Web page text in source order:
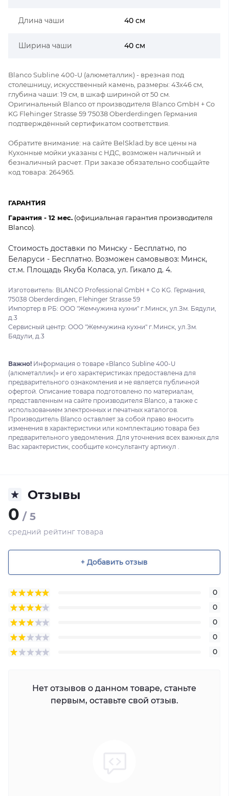
Длина чаши 40 см
Ширина чаши 40 см
Blanco Subline 400-U (алюметаллик) - врезная под
столешницу, искусственный камень, размеры: 43x46 см,
глубина чаши: 19 см, в шкаф шириной от 50 см.
Оригинальный Blanco от производителя Blanco GmbH + Co
KG Flehinger Strasse 59 75038 Oberderdingen Германия
подтверждённый сертификатом соответствия.
Обратите внимание: на сайте BelSklad.by все цены на
Кухонные мойки указаны с НДС, возможен наличный и
безналичный расчет. При заказе обязательно сообщайте
код товара: 264965.
ГАРАНТИЯ
Гарантия - 12 мес. (официальная гарантия производителя
Blanco).
Стоимость доставки по Минску - Бесплатно, по
Беларуси - Бесплатно. Возможен самовывоз: Минск,
ст.м. Площадь Якуба Коласа, ул. Гикало д. 4.
Изготовитель: BLANCO Professional GmbH + Co KG. Германия,
75038 Oberderdingen, Flehinger Strasse 59
Импортер в РБ: ООО "Жемчужина кухни" г.Минск, ул.Зм. Бядули,
д.3
Сервисный центр: ООО "Жемчужина кухни" г.Минск, ул.Зм.
Бядули, д.3
Важно! Информация о товаре «Blanco Subline 400-U
(алюметаллик)» и его характеристиках предоставлена для
предварительного ознакомления и не является публичной
офертой. Описание товара подготовлено по материалам,
представленным на сайте производителя Blanco, а также с
использованием электронных и печатных каталогов.
Производитель Blanco оставляет за собой право вносить
изменения в характеристики или комплектацию товара без
предварительного уведомления. Для уточнения всех важных для
Вас характеристик, сообщите консультанту артикул .
Отзывы
0 / 5
средний рейтинг товара
+ Добавить отзыв
0
0
0
0
0
Нет отзывов о данном товаре, станьте
первым, оставьте свой отзыв.